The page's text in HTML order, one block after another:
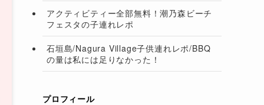
アクティビティー全部無料！潮乃森ビーチ
フェスタの子連れレポ
石垣島/Nagura Village子供連れレポ/BBQ
の量は私には足りなかった！
プロフィール